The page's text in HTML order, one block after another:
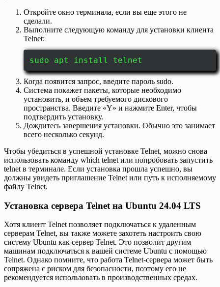
Откройте окно терминала, если вы еще этого не
сделали.
Выполните следующую команду для установки клиента
Telnet:
sudo apt install telnet
Когда появится запрос, введите пароль sudo.
Система покажет пакеты, которые необходимо
установить, и объем требуемого дискового
пространства. Введите «Y» и нажмите Enter, чтобы
подтвердить установку.
Дождитесь завершения установки. Обычно это занимает
всего несколько секунд.
Чтобы убедиться в успешной установке Telnet, можно снова
использовать команду which telnet или попробовать запустить
telnet в терминале. Если установка прошла успешно, вы
должны увидеть приглашение Telnet или путь к исполняемому
файлу Telnet.
Установка сервера Telnet на Ubuntu 24.04 LTS
Хотя клиент Telnet позволяет подключаться к удаленным
серверам Telnet, вы также можете захотеть настроить свою
систему Ubuntu как сервер Telnet. Это позволит другим
машинам подключаться к вашей системе Ubuntu с помощью
Telnet. Однако помните, что работа Telnet-сервера может быть
сопряжена с риском для безопасности, поэтому его не
рекомендуется использовать в производственных средах.